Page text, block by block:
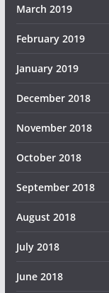
March 2019
February 2019
January 2019
December 2018
November 2018
October 2018
September 2018
August 2018
July 2018
June 2018